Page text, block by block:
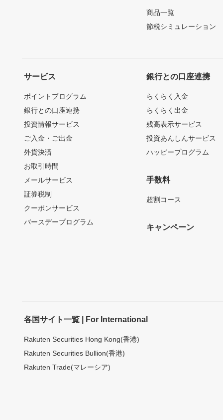
商品一覧
節税シミュレーション
サービス
ポイントプログラム
銀行との口座連携
投資情報サービス
ご入金・ご出金
外貨決済
お取引時間
メールサービス
証券税制
クーポンサービス
バースデープログラム
銀行との口座連携
らくらく入金
らくらく出金
残高表示サービス
投資あんしんサービス
ハッピープログラム
手数料
超割コース
キャンペーン
各国サイト一覧 | For International
Rakuten Securities Hong Kong(香港)
Rakuten Securities Bullion(香港)
Rakuten Trade(マレーシア)